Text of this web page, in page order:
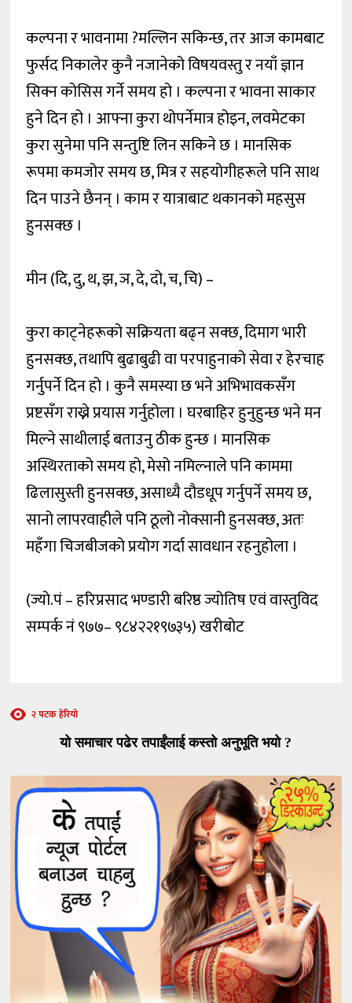
कल्पना र भावनामा ?मल्लिन सकिन्छ, तर आज कामबाट
फुर्सद निकालेर कुनै नजानेको विषयवस्तु र नयाँ ज्ञान
सिक्न कोसिस गर्ने समय हो । कल्पना र भावना साकार
हुने दिन हो । आफ्ना कुरा थोपर्नेमात्र होइन, लवमेटका
कुरा सुनेमा पनि सन्तुष्टि लिन सकिने छ । मानसिक
रूपमा कमजोर समय छ, मित्र र सहयोगीहरूले पनि साथ
दिन पाउने छैनन् । काम र यात्राबाट थकानको महसुस
हुनसक्छ ।
मीन (दि, दु, थ, झ, ञ, दे, दो, च, चि) –
कुरा काट्नेहरूको सक्रियता बढ्न सक्छ, दिमाग भारी
हुनसक्छ, तथापि बुढाबुढी वा परपाहुनाको सेवा र हेरचाह
गर्नुपर्ने दिन हो । कुनै समस्या छ भने अभिभावकसँग
प्रष्टसँग राख्ने प्रयास गर्नुहोला । घरबाहिर हुनुहुन्छ भने मन
मिल्ने साथीलाई बताउनु ठीक हुन्छ । मानसिक
अस्थिरताको समय हो, मेसो नमिल्नाले पनि काममा
ढिलासुस्ती हुनसक्छ, असाध्यै दौडधूप गर्नुपर्ने समय छ,
सानो लापरवाहीले पनि ठूलो नोक्सानी हुनसक्छ, अतः
महँगा चिजबीजको प्रयोग गर्दा सावधान रहनुहोला ।
(ज्यो.पं – हरिप्रसाद भण्डारी बरिष्ठ ज्योतिष एवं वास्तुविद
सम्पर्क नं ९७७– ९८४२२१९७३५) खरीबोट
२ पटक हेरियो
यो समाचार पढेर तपाईंलाई कस्तो अनुभूति भयो ?